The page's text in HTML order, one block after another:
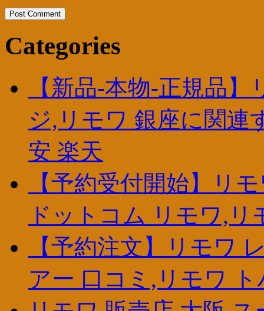
Categories
【新品-本物-正規品
ジ,リモワ 銀座に関連
安 楽天
【予約受付開始】リ
ドットコム リモワ,リ
【予約注文】リモワ
アー 口コミ,リモワ